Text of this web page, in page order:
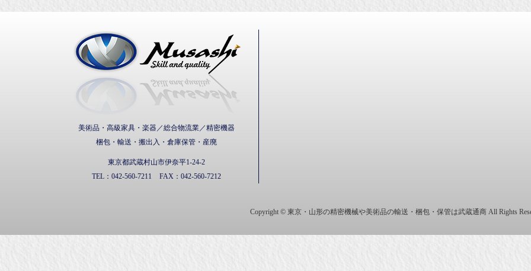
美術品・高級家具・楽器／総合物流業／精密機器
梱包・輸送・搬出入・倉庫保管・産廃
東京都武蔵村山市伊奈平1-24-2
TEL： 042-560-7211 FAX： 042-560-7212
Copyright © 東京・山形の精密機械や美術品の輸送・梱包・保管は武蔵通商 All Rights